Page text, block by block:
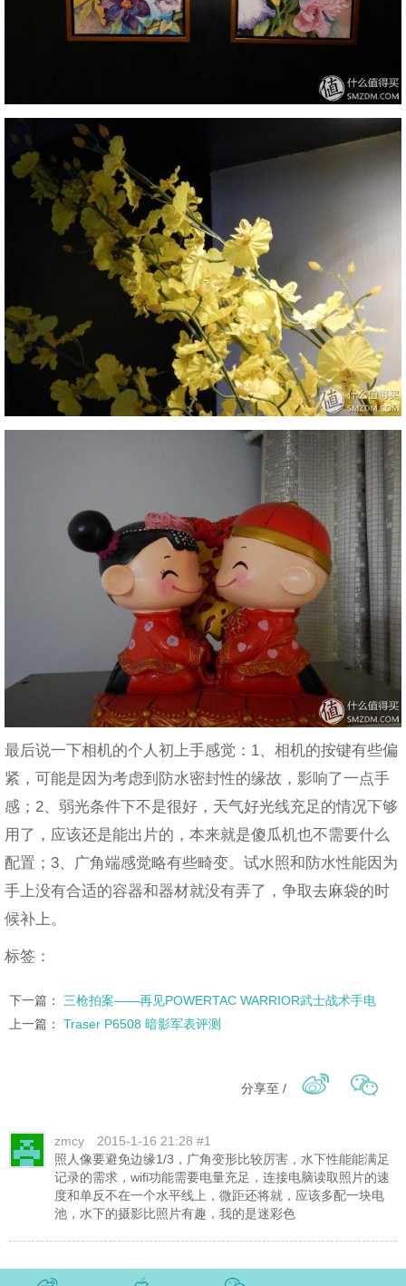
最后说一下相机的个人初上手感觉：1、相机的按键有些偏
紧，可能是因为考虑到防水密封性的缘故，影响了一点手
感；2、弱光条件下不是很好，天气好光线充足的情况下够
用了，应该还是能出片的，本来就是傻瓜机也不需要什么
配置；3、广角端感觉略有些畸变。试水照和防水性能因为
手上没有合适的容器和器材就没有弄了，争取去麻袋的时
候补上。
标签：
下一篇： 三枪拍案——再见POWERTAC WARRIOR武士战术手电
上一篇： Traser P6508 暗影军表评测
分享至 /
zmcy
2015-1-16 21:28 #1
照人像要避免边缘1/3，广角变形比较厉害，水下性能能满足
记录的需求，wifi功能需要电量充足，连接电脑读取照片的速
度和单反不在一个水平线上，微距还将就，应该多配一块电
池，水下的摄影比照片有趣，我的是迷彩色